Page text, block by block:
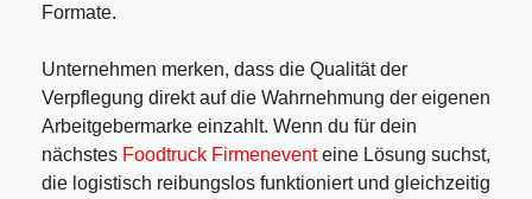
Formate.
Unternehmen merken, dass die Qualität der
Verpflegung direkt auf die Wahrnehmung der eigenen
Arbeitgebermarke einzahlt. Wenn du für dein
nächstes Foodtruck Firmeneventeine Lösung suchst,
die logistisch reibungslos funktioniert und gleichzeitig